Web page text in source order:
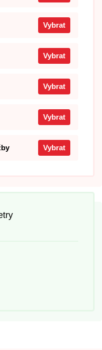
Vybrat
Vybrat
Vybrat
Vybrat
Vybrat